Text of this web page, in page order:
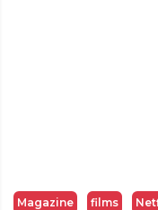
Magazine films